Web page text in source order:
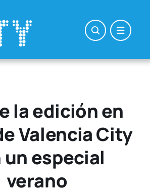
la edición en
Valencia City
un especial
verano